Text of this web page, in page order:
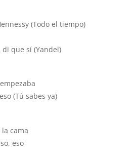
(Todo el tiempo)
que sí (Yandel)
(Tú sabes ya)
cama
eso